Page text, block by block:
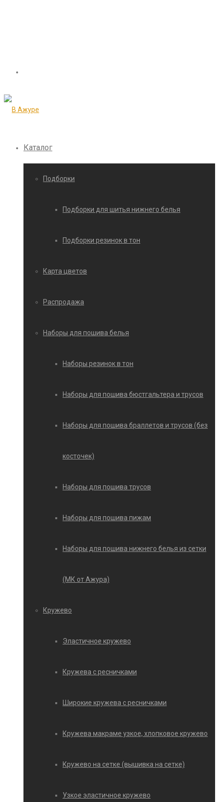
Каталог
Подборки
Подборки для шитья нижнего белья
Подборки резинок в тон
Карта цветов
Распродажа
Наборы для пошива белья
Наборы резинок в тон
Наборы для пошива бюстгальтера и трусов
Наборы для пошива браллетов и трусов (без
косточек)
Наборы для пошива трусов
Наборы для пошива пижам
Наборы для пошива нижнего белья из сетки
(МК от Ажура)
Кружево
Эластичное кружево
Кружева с ресничками
Широкие кружева с ресничками
Кружева макраме узкое, хлопковое кружево
Кружево на сетке (вышивка на сетке)
Узкое эластичное кружево